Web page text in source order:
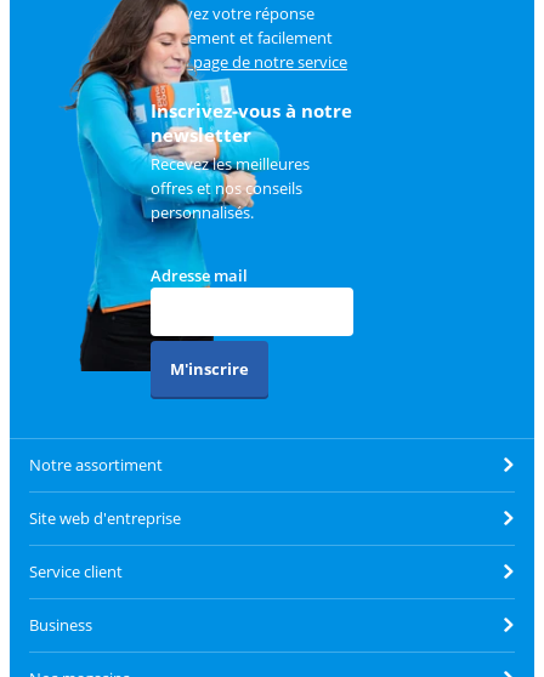
Trouvez votre réponse
rapidement et facilement
surla page de notre service
client.
Inscrivez-vous à notre
newsletter
Recevez les meilleures
offres et nos conseils
personnalisés.
Adresse mail
M'inscrire
Notre assortiment
Site web d'entreprise
Service client
Business